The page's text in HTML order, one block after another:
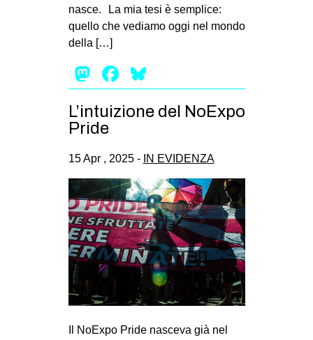
AMBIENTE
MIGRAZIONI
REPRESSIONE
STUDENTI
CULTURE
ARTE
CINEMA
MANIFESTI
MUSICA
RECENSIONI
nasce. La mia tesi è semplice:
quello che vediamo oggi nel mondo
della […]
Mastodon
Facebook
L’intuizione del NoExpo
Pride
15 Apr , 2025 - IN EVIDENZA
Il NoExpo Pride nasceva già nel